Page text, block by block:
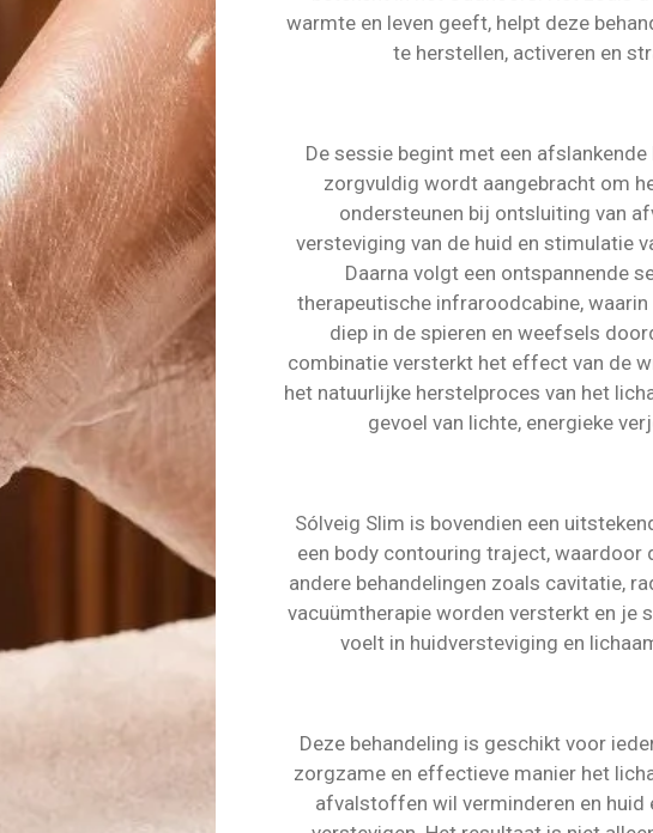
warmte en leven geeft, helpt deze
te herstellen, activeren en
De sessie begint met een afslankende
zorgvuldig wordt aangebracht om
ondersteunen bij ontsluiting van
versteviging van de huid en stimulatie
Daarna volgt een ontspannende
therapeutische infraroodcabine,
diep in de spieren en weefsels
combinatie versterkt het effect van de
het natuurlijke herstelproces van het
gevoel van lichte, energieke
Sólveig Slim is bovendien een
een body contouring traject, waardoor
andere behandelingen zoals cavitatie,
vacuümtherapie worden versterkt en je
voelt in huidversteviging en
Deze behandeling is geschikt voor
zorgzame en effectieve manier het
afvalstoffen wil verminderen en huid